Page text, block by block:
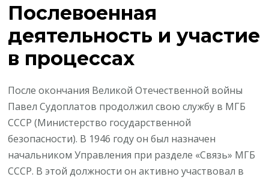
Послевоенная
деятельность и участие
в процессах
После окончания Великой Отечественной войны
Павел Судоплатов продолжил свою службу в МГБ
СССР (Министерство государственной
безопасности). В 1946 году он был назначен
начальником Управления при разделе «Связь» МГБ
СССР. В этой должности он активно участвовал в